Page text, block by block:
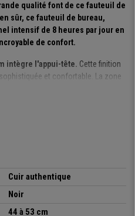
qualité font de ce fauteuil de
sûr, ce fauteuil de bureau,
intensif de 8 heures par jour en
de confort.
intègre l'appui-tête. Cette finition
et confortable. La zone
en hauteur, en profondeur et en
Cuir authentique
Noir
44 à 53 cm